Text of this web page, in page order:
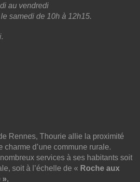
au vendredi
samedi de 10h à 12h15.
Rennes, Thourie allie la proximité
charme d’une commune rurale.
services à ses habitants soit
soit à l’échelle de « Roche aux
».